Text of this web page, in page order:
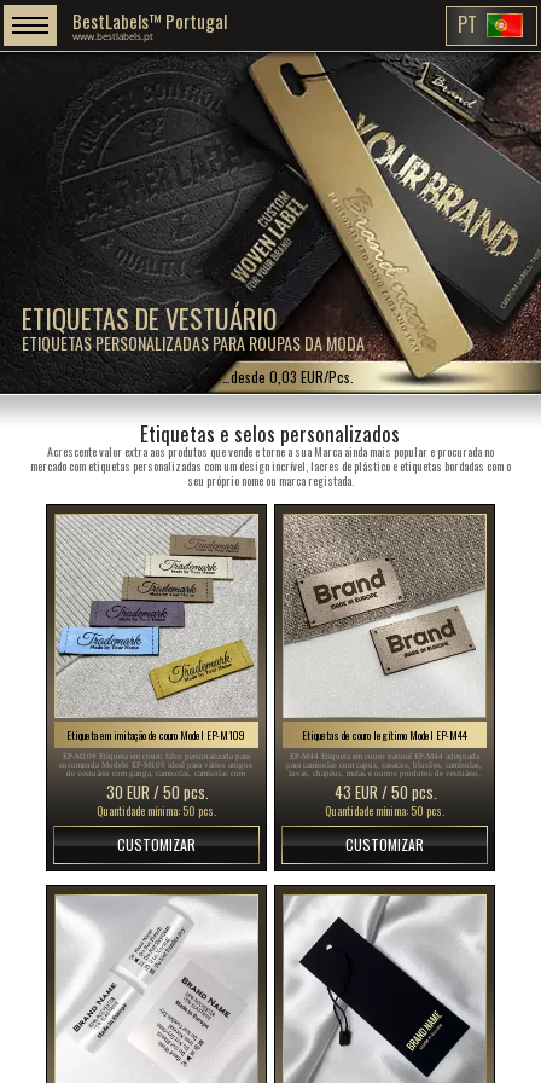
ETIQUETAS DE VESTUÁRIO
ETIQUETAS PERSONALIZADAS PARA ROUPAS DA MODA
BestLabels™ Portugal
www.bestlabels.pt PT
…desde 0,03 EUR/Pcs.
Etiquetas e selos personalizados
Acrescente valor extra aos produtos que vende e torne a sua Marca ainda mais popular e procurada no
mercado com etiquetas personalizadas com um design incrível, lacres de plástico e etiquetas bordadas com o
seu próprio nome ou marca registada.
Etiqueta em imitação de couro Model EP-M109
EP-M109 Etiqueta em couro falso personalizada para
encomenda Modelo EP-M109 ideal para vários artigos
de vestuário com ganga, camisolas, camisolas com
capuz, malas, equipamento protector, etc.
30 EUR / 50 pcs.
Quantidade mínima: 50 pcs.
CUSTOMIZAR
Etiquetas de couro legítimo Model EP-M44
EP-M44 Etiqueta em couro natural EP-M44 adequada
para camisolas com capuz, casacos, blusões, camisolas,
luvas, chapéus, malas e outros produtos de vestuário,
personalizados com o logótipo ou nome da marca.
43 EUR / 50 pcs.
Quantidade mínima: 50 pcs.
CUSTOMIZAR